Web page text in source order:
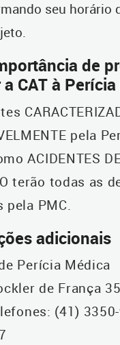
seu horário
de
CAT à
pela
ACIDENTES
terão todas as
pela PMC.
adicionais
Perícia Médica
de França
(41)